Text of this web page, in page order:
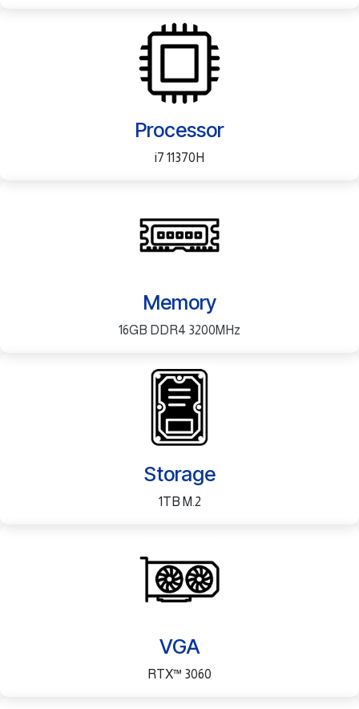
Processor
i7 11370H
Memory
16GB DDR4 3200MHz
Storage
1TB M.2
VGA
RTX™ 3060